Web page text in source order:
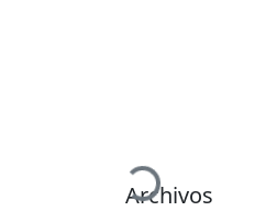
Cargando...
Archivos